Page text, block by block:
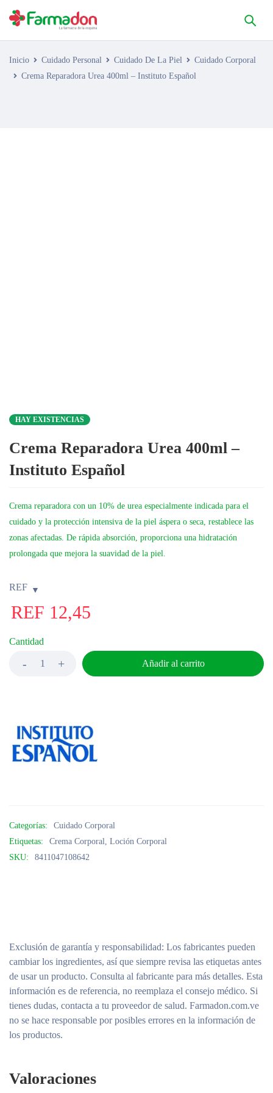
Inicio Cuidado Personal Cuidado De La Piel
Cuidado Corporal
Crema Reparadora Urea 400ml – Instituto Español
HAY EXISTENCIAS
Crema Reparadora Urea 400ml –
Instituto Español
Crema reparadora con un 10% de urea especialmente indicada para el
cuidado y la protección intensiva de la piel áspera o seca, restablece las
zonas afectadas. De rápida absorción, proporciona una hidratación
prolongada que mejora la suavidad de la piel.
REF
REF 12,45
Cantidad
Añadir al carrito
Categorías:
Cuidado Corporal
Etiquetas:
Crema Corporal, Loción Corporal
SKU:
8411047108642
Exclusión de garantía y responsabilidad: Los fabricantes pueden
cambiar los ingredientes, así que siempre revisa las etiquetas antes
de usar un producto. Consulta al fabricante para más detalles. Esta
información es de referencia, no reemplaza el consejo médico. Si
tienes dudas, contacta a tu proveedor de salud. Farmadon.com.ve
no se hace responsable por posibles errores en la información de
los productos.
Valoraciones